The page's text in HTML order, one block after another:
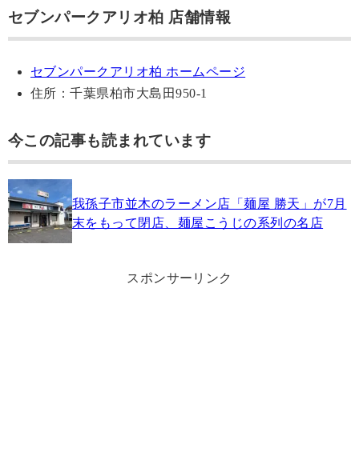
セブンパークアリオ柏 店舗情報
セブンパークアリオ柏 ホームページ
住所：千葉県柏市大島田950-1
今この記事も読まれています
我孫子市並木のラーメン店「麺屋 勝天」が7月
末をもって閉店、麺屋こうじの系列の名店
スポンサーリンク